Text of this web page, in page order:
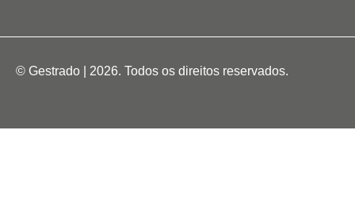
© Gestrado | 2026. Todos os direitos reservados.